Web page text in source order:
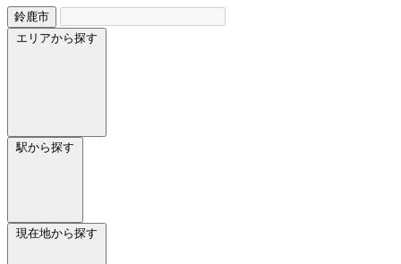
鈴鹿市
エリアから探す
駅から探す
現在地から探す